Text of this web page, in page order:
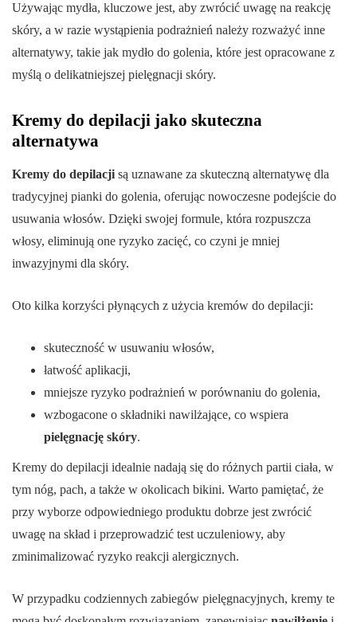
Używając mydła, kluczowe jest, aby zwrócić uwagę na reakcję
skóry, a w razie wystąpienia podrażnień należy rozważyć inne
alternatywy, takie jak mydło do golenia, które jest opracowane z
myślą o delikatniejszej pielęgnacji skóry.
Kremy do depilacji jako skuteczna
alternatywa
Kremy do depilacji są uznawane za skuteczną alternatywę dla
tradycyjnej pianki do golenia, oferując nowoczesne podejście do
usuwania włosów. Dzięki swojej formule, która rozpuszcza
włosy, eliminują one ryzyko zacięć, co czyni je mniej
inwazyjnymi dla skóry.
Oto kilka korzyści płynących z użycia kremów do depilacji:
skuteczność w usuwaniu włosów,
łatwość aplikacji,
mniejsze ryzyko podrażnień w porównaniu do golenia,
wzbogacone o składniki nawilżające, co wspiera
pielęgnację skóry.
Kremy do depilacji idealnie nadają się do różnych partii ciała, w
tym nóg, pach, a także w okolicach bikini. Warto pamiętać, że
przy wyborze odpowiedniego produktu dobrze jest zwrócić
uwagę na skład i przeprowadzić test uczuleniowy, aby
zminimalizować ryzyko reakcji alergicznych.
W przypadku codziennych zabiegów pielęgnacyjnych, kremy te